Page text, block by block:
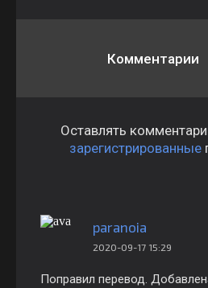
Комментарии
Оставлять
зарегистрированные
paranoia
2020-09-17 15:29
Поправил перевод.